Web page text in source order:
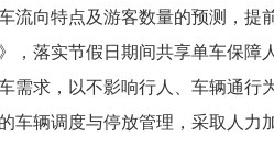
流向特点及游客数量的预测，提
，落实节假日期间共享单车保障
需求，以不影响行人、车辆通行
车辆调度与停放管理，采取人力